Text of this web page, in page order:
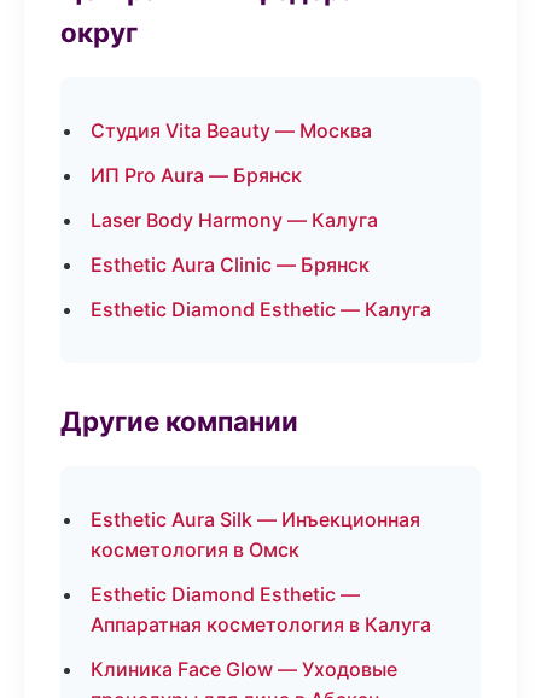
округ
Студия Vita Beauty — Москва
ИП Pro Aura — Брянск
Laser Body Harmony — Калуга
Esthetic Aura Clinic — Брянск
Esthetic Diamond Esthetic — Калуга
Другие компании
Esthetic Aura Silk — Инъекционная
косметология в Омск
Esthetic Diamond Esthetic —
Аппаратная косметология в Калуга
Клиника Face Glow — Уходовые